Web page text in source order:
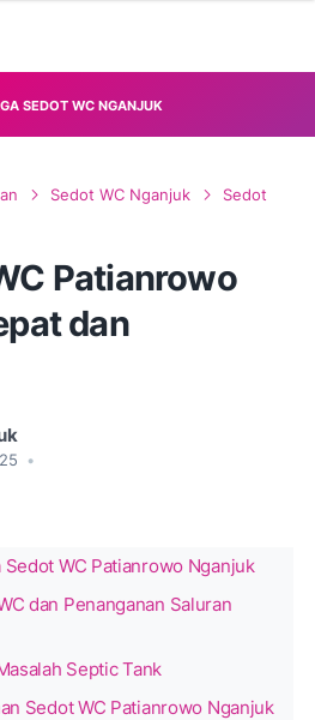
SEDOT WC NGANJUK
Sedot WC Nganjuk
Sedot
Patianrowo
dan
•
WC Patianrowo Nganjuk
dan Penanganan Saluran
Septic Tank
Sedot WC Patianrowo Nganjuk